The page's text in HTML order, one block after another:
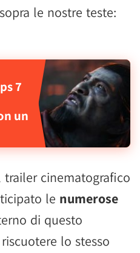
le nostre teste:
7
un
cinematografico
le numerose
di questo
lo stesso